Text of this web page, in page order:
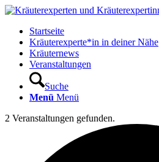
Startseite
Kräuterexperte*in in deiner Nähe
Kräuternews
Veranstaltungen
Suche
Menü Menü
2 Veranstaltungen gefunden.